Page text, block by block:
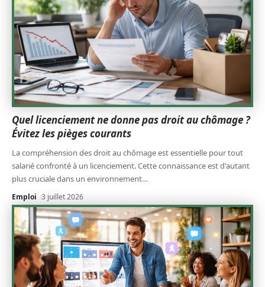
Quel licenciement ne donne pas droit au chômage ?
Évitez les pièges courants
La compréhension des droit au chômage est essentielle pour tout
salarié confronté à un licenciement. Cette connaissance est d'autant
plus cruciale dans un environnement…
Emploi 3 juillet 2026